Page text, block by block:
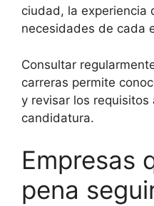
ciudad, la experiencia
necesidades de cada
Consultar
carreras permite
y revisar los
candidatura.
Empresas
pena